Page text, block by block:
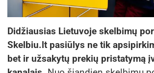
Didžiausias Lietuvoje skelbimų
Skelbiu.lt pasiūlys ne tik
bet ir užsakytų prekių pristatymą